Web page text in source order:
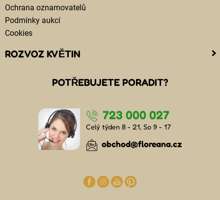
Ochrana oznamovatelů
Podmínky aukcí
Cookies
ROZVOZ KVĚTIN
Kam doručujeme květiny
Cena za doručení květin
Doručení květin sledujete online
Kdo jsou lidé, kteří doručují kytice
Odkud květiny doručujeme
POTŘEBUJETE PORADIT?
723 000 027
Celý týden 8 - 21, So 9 - 17
obchod@floreana.cz